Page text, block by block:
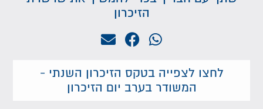
הזיכרון
לחצו לצפייה בטקס הזיכרון השנתי -
המשודר בערב יום הזיכרון